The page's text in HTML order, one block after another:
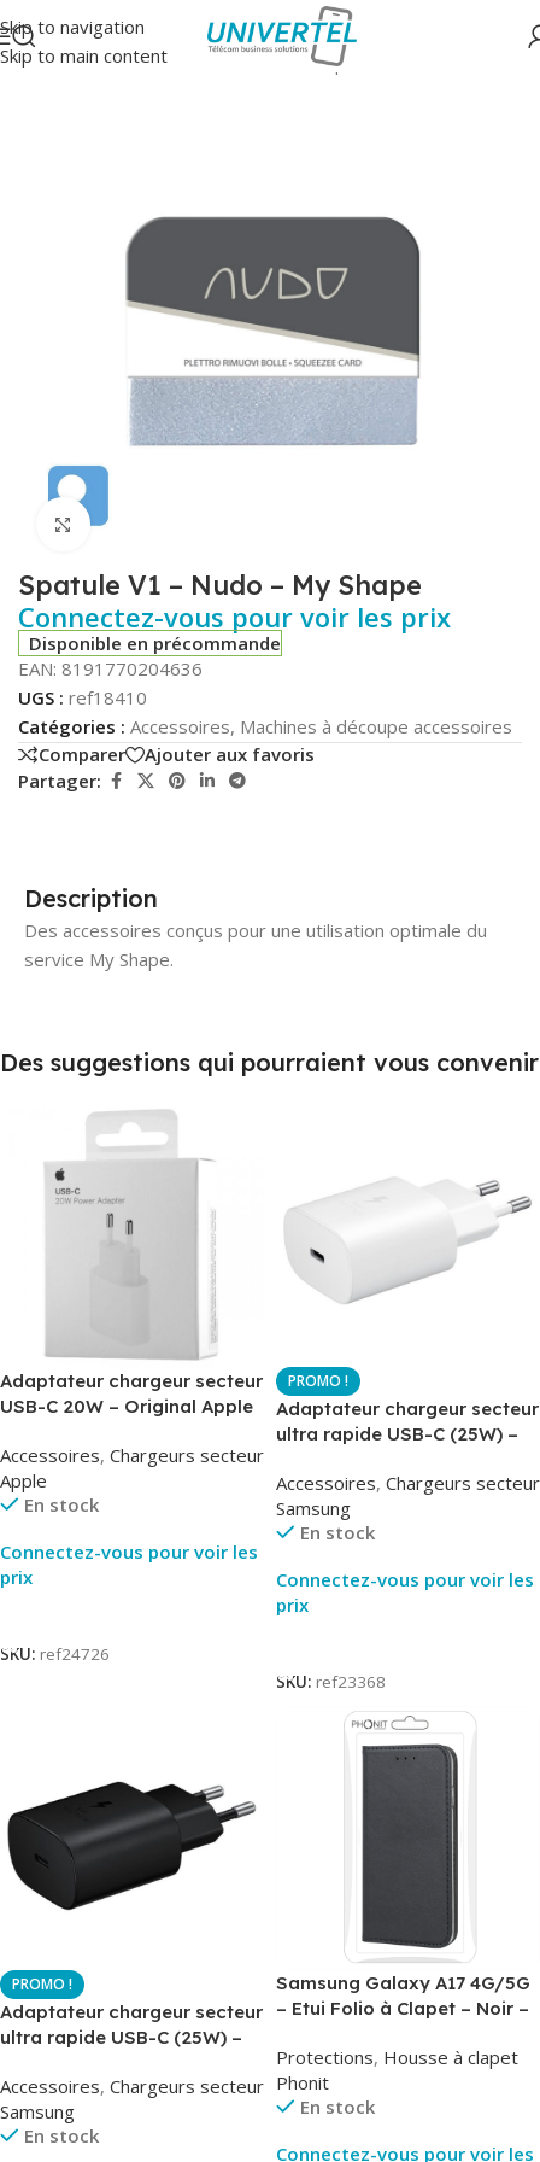
Skip to navigation
Skip to main content
Accueil/Accessoires Machines à découpe accessoires
Click to enlarge
Spatule V1 – Nudo – My Shape
Connectez-vous pour voir les prix
Disponible en précommande
EAN: 8191770204636
UGS : ref18410
Catégories : Accessoires, Machines à découpe accessoires
Comparer
Ajouter aux favoris
Partager:
Description
Des accessoires conçus pour une utilisation optimale du
service My Shape.
Des suggestions qui pourraient vous convenir
Adaptateur chargeur secteur
USB-C 20W – Original Apple
Original
Accessoires, Chargeurs secteur
Apple
En stock
Connectez-vous pour voir les
prix
SKU: ref24726
Adaptateur chargeur secteur
ultra rapide USB-C (25W) –
EP-TA800
Accessoires, Chargeurs secteur
Samsung
En stock
Connectez-vous pour voir les
prix
SKU: ref23368
Adaptateur chargeur secteur
ultra rapide USB-C (25W) –
TA800
Accessoires, Chargeurs secteur
Samsung
En stock
Samsung Galaxy A17 4G/5G
– Etui Folio à Clapet – Noir –
Protections, Housse à clapet
Phonit
En stock
Connectez-vous pour voir les